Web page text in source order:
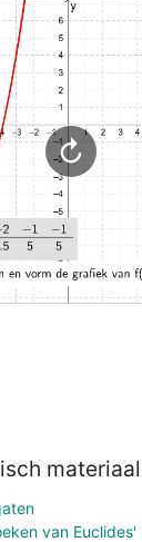
Aanmelden
materiaal
van Euclides'